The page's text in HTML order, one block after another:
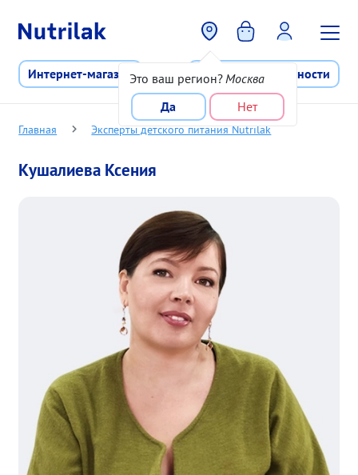
Это ваш регион? Москва
Да
Нет
Интернет-магазин Программа лояльности
Главная Эксперты детского питания Nutrilak
Кушалиева Ксения